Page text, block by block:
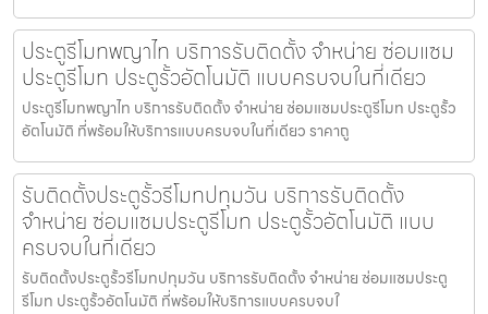
ประตูรีโมทพญาไท บริการรับติดตั้ง จำหน่าย ซ่อมแซม
ประตูรีโมท ประตูรั้วอัตโนมัติ แบบครบจบในที่เดียว
ประตูรีโมทพญาไท บริการรับติดตั้ง จำหน่าย ซ่อมแซมประตูรีโมท ประตูรั้ว
อัตโนมัติ ที่พร้อมให้บริการแบบครบจบในที่เดียว ราคาถู
รับติดตั้งประตูรั้วรีโมทปทุมวัน บริการรับติดตั้ง
จำหน่าย ซ่อมแซมประตูรีโมท ประตูรั้วอัตโนมัติ แบบ
ครบจบในที่เดียว
รับติดตั้งประตูรั้วรีโมทปทุมวัน บริการรับติดตั้ง จำหน่าย ซ่อมแซมประตู
รีโมท ประตูรั้วอัตโนมัติ ที่พร้อมให้บริการแบบครบจบใ